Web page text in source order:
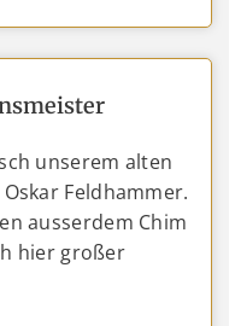
unserem alten
Feldhammer.
ausserdem Chim
hier großer